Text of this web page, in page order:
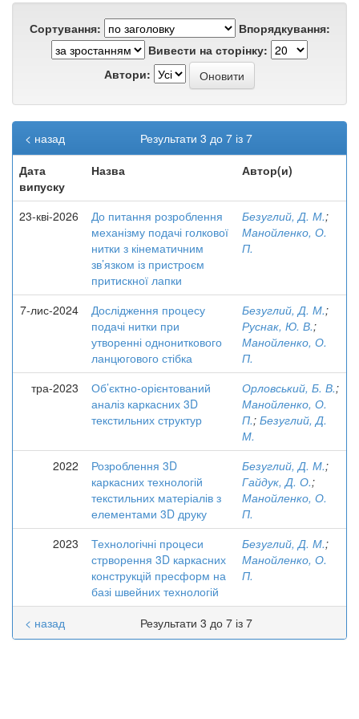
Сортування:
Впорядкування:
Вивести на сторінку:
Автори:
Результати 3 до 7 із 7
< назад
Дата
випуску
Назва Автор(и)
23-кві-2026
До питання розроблення
механізму подачі голкової
нитки з кінематичним
зв’язком із пристроєм
притискної лапки
Безуглий, Д. М.;
Манойленко, О.
П.
7-лис-2024
Дослідження процесу
подачі нитки при
утворенні однониткового
ланцюгового стібка
Безуглий, Д. М.;
Руснак, Ю. В.;
Манойленко, О.
П.
тра-2023
Об’єктно-орієнтований
аналіз каркасних 3D
текстильних структур
Орловський, Б. В.;
Манойленко, О.
П.; Безуглий, Д.
М.
2022
Розроблення 3D
каркасних технологій
текстильних матеріалів з
елементами 3D друку
Безуглий, Д. М.;
Гайдук, Д. О.;
Манойленко, О.
П.
2023
Технологічні процеси
стрворення 3D каркасних
конструкцій пресформ на
базі швейних технологій
Безуглий, Д. М.;
Манойленко, О.
П.
Результати 3 до 7 із 7
< назад